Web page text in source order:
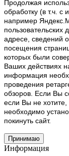
Продолжая
обработку (в т.ч. с
например
адресе, сведений
посещения
которых были
Ваших действиях
информация
проведения
обзоров. Если Вы
если Вы не
необходимо
покинуть сайт.
Принимаю
Информация